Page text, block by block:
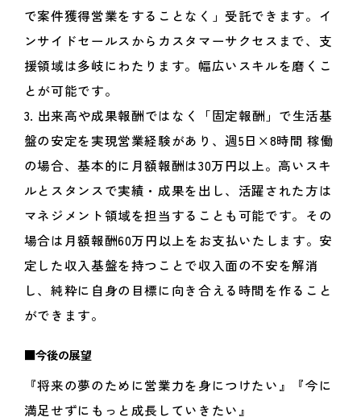
で案件獲得営業をすることなく」受託できます。イ
ンサイドセールスからカスタマーサクセスまで、支
援領域は多岐にわたります。幅広いスキルを磨くこ
とが可能です。
3. 出来高や成果報酬ではなく「固定報酬」で生活基
盤の安定を実現営業経験があり、週5日×8時間 稼働
の場合、基本的に月額報酬は30万円以上。高いスキ
ルとスタンスで実績・成果を出し、活躍された方は
マネジメント領域を担当することも可能です。その
場合は月額報酬60万円以上をお支払いたします。安
定した収入基盤を持つことで収入面の不安を解消
し、純粋に自身の目標に向き合える時間を作ること
ができます。
■今後の展望
『将来の夢のために営業力を身につけたい』『今に
満足せずにもっと成長していきたい』